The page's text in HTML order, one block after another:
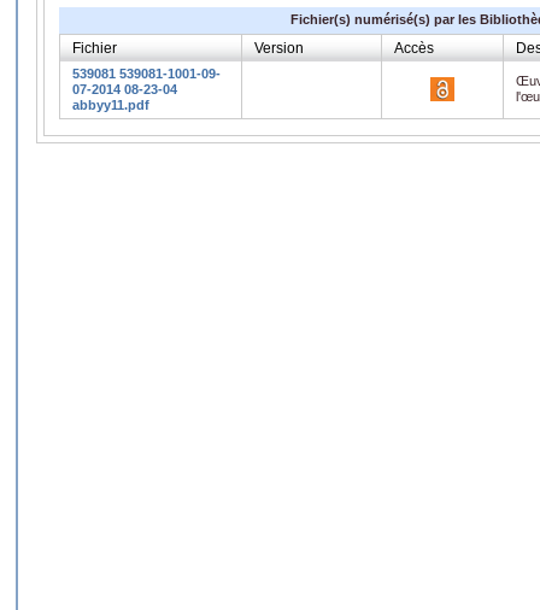
Fichier(s) numérisé(s) par les
Fichier Version Accès
539081 539081-1001-09-
07-2014 08-23-04
abbyy11.pdf